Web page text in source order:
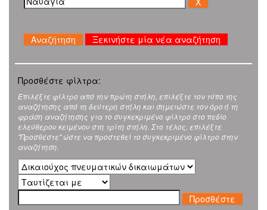
Ξεκινήστε μία νέα αναζήτηση
Προσθέστε φίλτρα:
Επιλέξτε φίλτρο από την πρώτη στήλη, επιλέξτε τον τύπο της
αναζήτησης από τη δεύτερη στήλη και σημειώστε τον όρο ή τη
φράση αναζήτησης για το συγκεκριμένο φίλτρο στο πεδίο
ελεύθερου κειμένου στη τρίτη στήλη. Στο τέλος, επιλέξτε
"Προσθέστε" ώστε να προστεθεί το συγκεκριμένο φίλτρο στην
αναζήτηση.